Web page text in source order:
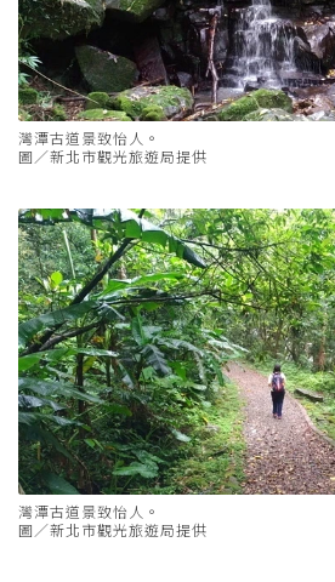
灣潭古道景致怡人。
圖／新北市觀光旅遊局提供
灣潭古道景致怡人。
圖／新北市觀光旅遊局提供